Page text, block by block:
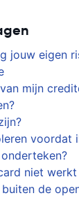
jouw eigen
mijn
voordat
niet
de